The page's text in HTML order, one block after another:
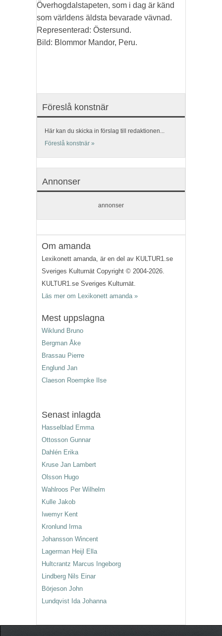
Överhogdalstapeten, som i dag är känd
som världens äldsta bevarade vävnad.
Representerad: Östersund.
Bild: Blommor Mandor, Peru.
Föreslå konstnär
Här kan du skicka in förslag till redaktionen...
Föreslå konstnär »
Annonser
annonser
Om amanda
Lexikonett amanda, är en del av KULTUR1.se
Sveriges Kulturnät Copyright © 2004-2026.
KULTUR1.se Sveriges Kulturnät.
Läs mer om Lexikonett amanda »
Mest uppslagna
Wiklund Bruno
Bergman Åke
Brassau Pierre
Englund Jan
Claeson Roempke Ilse
Senast inlagda
Hasselblad Emma
Ottosson Gunnar
Dahlén Erika
Kruse Jan Lambert
Olsson Hugo
Wahlroos Per Wilhelm
Kulle Jakob
Iwemyr Kent
Kronlund Irma
Johansson Wincent
Lagerman Heijl Ella
Hultcrantz Marcus Ingeborg
Lindberg Nils Einar
Börjeson John
Lundqvist Ida Johanna